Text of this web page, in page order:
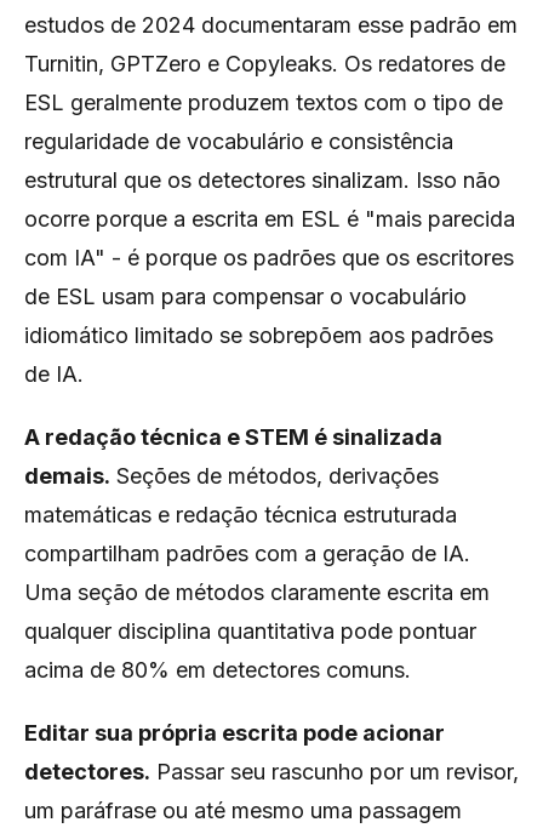
estudos de 2024 documentaram esse padrão em
Turnitin, GPTZero e Copyleaks. Os redatores de
ESL geralmente produzem textos com o tipo de
regularidade de vocabulário e consistência
estrutural que os detectores sinalizam. Isso não
ocorre porque a escrita em ESL é "mais parecida
com IA" - é porque os padrões que os escritores
de ESL usam para compensar o vocabulário
idiomático limitado se sobrepõem aos padrões
de IA.
A redação técnica e STEM é sinalizada
demais. Seções de métodos, derivações
matemáticas e redação técnica estruturada
compartilham padrões com a geração de IA.
Uma seção de métodos claramente escrita em
qualquer disciplina quantitativa pode pontuar
acima de 80% em detectores comuns.
Editar sua própria escrita pode acionar
detectores. Passar seu rascunho por um revisor,
um paráfrase ou até mesmo uma passagem